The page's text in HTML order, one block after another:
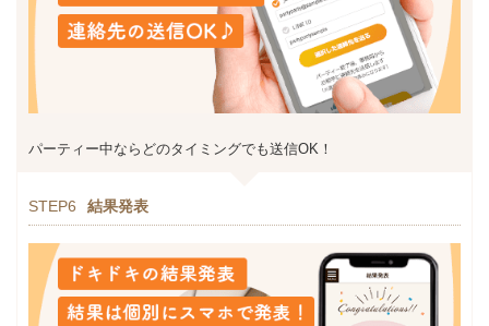
パーティー中ならどのタイミングでも送信OK！
STEP6 結果発表